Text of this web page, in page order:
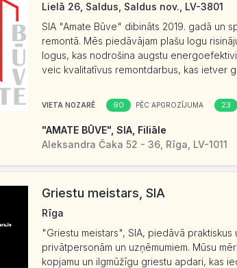
Lielā 26, Saldus, Saldus nov., LV-3801
SIA "Amate Būve" dibināts 2019. gadā un
remontā. Mēs piedāvājam plašu logu
logus, kas nodrošina augstu
veic kvalitatīvus remontdarbus, kas ietver
VIETA NOZARĒ 90 PĒC APGROZĪJUMA 23
"AMATE BŪVE", SIA, Filiāle
Aleksandra Čaka 52 - 36, Rīga, LV-1011
Griestu meistars, SIA
Rīga
"Griestu meistars", SIA, piedāvā
privātpersonām un uzņēmumiem. Mūsu
kopjamu un ilgmūžīgu griestu apdari, kas